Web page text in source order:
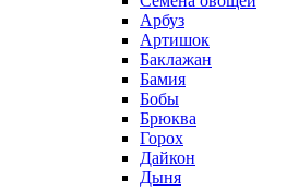
Арбуз
Артишок
Баклажан
Бамия
Бобы
Брюква
Горох
Дайкон
Дыня